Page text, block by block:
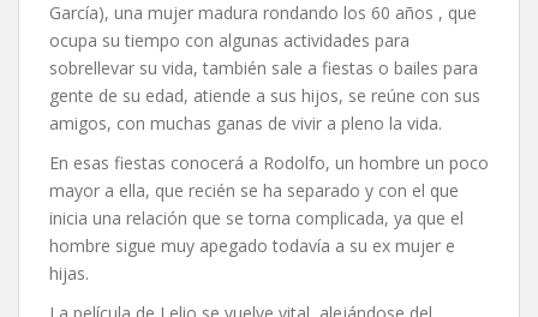
García), una mujer madura rondando los 60 años , que
ocupa su tiempo con algunas actividades para
sobrellevar su vida, también sale a fiestas o bailes para
gente de su edad, atiende a sus hijos, se reúne con sus
amigos, con muchas ganas de vivir a pleno la vida.
En esas fiestas conocerá a Rodolfo, un hombre un poco
mayor a ella, que recién se ha separado y con el que
inicia una relación que se torna complicada, ya que el
hombre sigue muy apegado todavía a su ex mujer e
hijas.